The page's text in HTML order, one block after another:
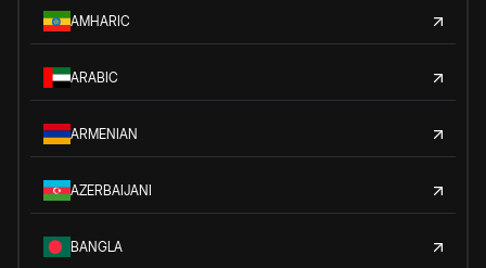
AMHARIC
ARABIC
ARMENIAN
AZERBAIJANI
BANGLA